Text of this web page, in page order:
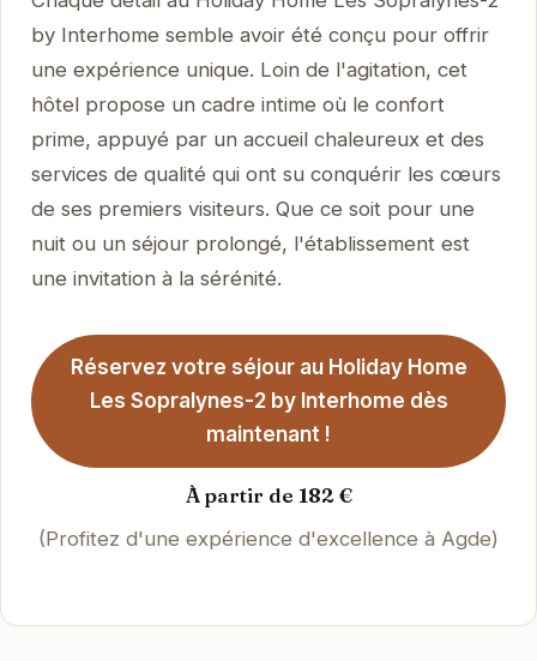
by Interhome semble avoir été conçu pour offrir
une expérience unique. Loin de l'agitation, cet
hôtel propose un cadre intime où le confort
prime, appuyé par un accueil chaleureux et des
services de qualité qui ont su conquérir les cœurs
de ses premiers visiteurs. Que ce soit pour une
nuit ou un séjour prolongé, l'établissement est
une invitation à la sérénité.
Réservez votre séjour au Holiday Home
Les Sopralynes-2 by Interhome dès
maintenant !
À partir de 182 €
(Profitez d'une expérience d'excellence à Agde)